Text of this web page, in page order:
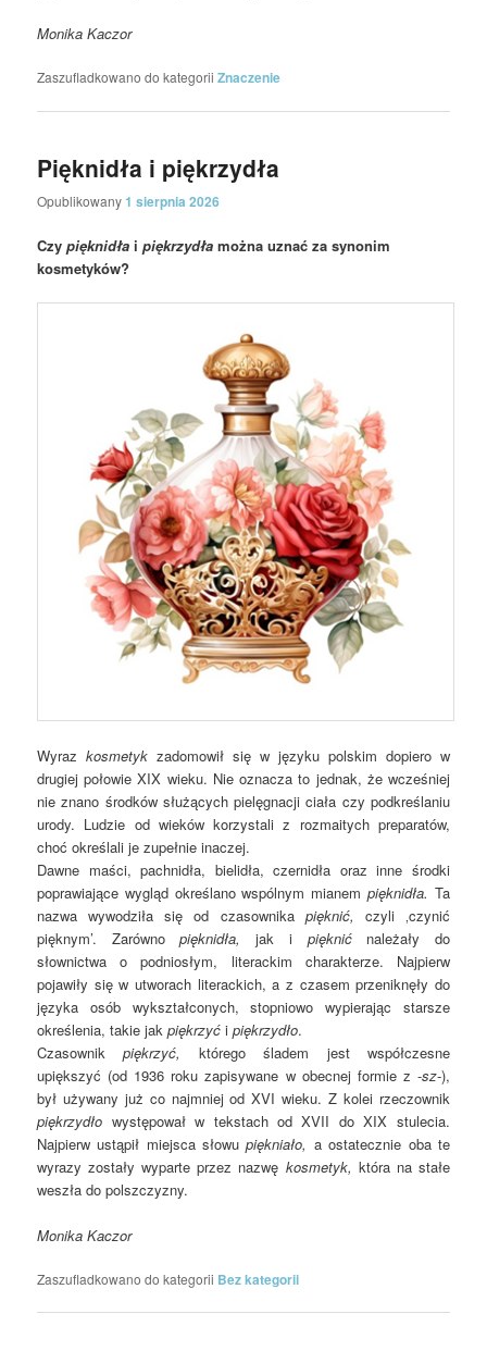
Monika Kaczor
Zaszufladkowano do kategorii Znaczenie
Pięknidła i piękrzydła
Opublikowany1 sierpnia 2026
Czypięknidła ipiękrzydła można uznać za synonim
kosmetyków?
Wyrazkosmetyk zadomowił się w języku polskim dopiero w
drugiej połowie XIX wieku. Nie oznacza to jednak, że wcześniej
nie znano środków służących pielęgnacji ciała czy podkreślaniu
urody. Ludzie od wieków korzystali z rozmaitych preparatów,
choć określali je zupełnie inaczej.
Dawne maści, pachnidła, bielidła, czernidła oraz inne środki
poprawiające wygląd określano wspólnym mianempięknidła. Ta
nazwa wywodziła się od czasownika pięknić, czyli ‚czynić
pięknym’. Zarównopięknidła, jak i pięknićnależały do
słownictwa o podniosłym, literackim charakterze. Najpierw
pojawiły się w utworach literackich, a z czasem przeniknęły do
języka osób wykształconych, stopniowo wypierając starsze
określenia, takie jakpiękrzyć ipiękrzydło.
Czasownikpiękrzyć,
którego śladem jest współczesne
upiększyć (od 1936 roku zapisywane w obecnej formie z -sz-),
był używany już co najmniej od XVI wieku. Z kolei rzeczownik
piękrzydło występował w tekstach od XVII do XIX stulecia.
Najpierw ustąpił miejsca słowupiękniało, a ostatecznie oba te
wyrazy zostały wyparte przez nazwę kosmetyk, która na stałe
weszła do polszczyzny.
Monika Kaczor
Zaszufladkowano do kategorii Bez kategorii